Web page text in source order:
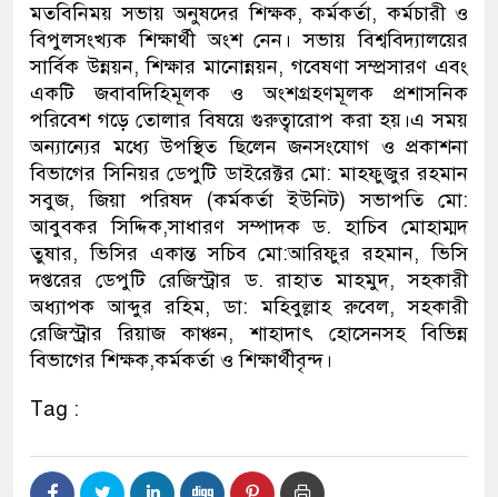
মতবিনিময় সভায় অনুষদের শিক্ষক, কর্মকর্তা, কর্মচারী ও
বিপুলসংখ্যক শিক্ষার্থী অংশ নেন। সভায় বিশ্ববিদ্যালয়ের
সার্বিক উন্নয়ন, শিক্ষার মানোন্নয়ন, গবেষণা সম্প্রসারণ এবং
একটি জবাবদিহিমূলক ও অংশগ্রহণমূলক প্রশাসনিক
পরিবেশ গড়ে তোলার বিষয়ে গুরুত্বারোপ করা হয়।এ সময়
অন্যান্যের মধ্যে উপস্থিত ছিলেন জনসংযোগ ও প্রকাশনা
বিভাগের সিনিয়র ডেপুটি ডাইরেক্টর মো: মাহফুজুর রহমান
সবুজ, জিয়া পরিষদ (কর্মকর্তা ইউনিট) সভাপতি মো:
আবুবকর সিদ্দিক,সাধারণ সম্পাদক ড. হাচিব মোহাম্মদ
তুষার, ভিসির একান্ত সচিব মো:আরিফুর রহমান, ভিসি
দপ্তরের ডেপুটি রেজিস্ট্রার ড. রাহাত মাহমুদ, সহকারী
অধ্যাপক আব্দুর রহিম, ডা: মহিবুল্লাহ রুবেল, সহকারী
রেজিস্ট্রার রিয়াজ কাঞ্চন, শাহাদাৎ হোসেনসহ বিভিন্ন
বিভাগের শিক্ষক,কর্মকর্তা ও শিক্ষার্থীবৃন্দ।
Tag :